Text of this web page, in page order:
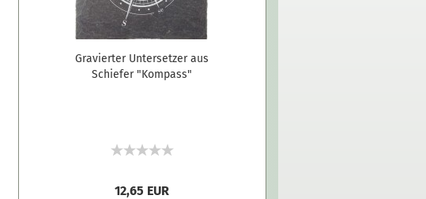
Gravierter Untersetzer aus
Schiefer "Kompass"
12,65 EUR